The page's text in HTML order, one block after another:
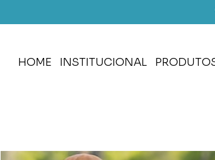
HOME INSTITUCIONAL